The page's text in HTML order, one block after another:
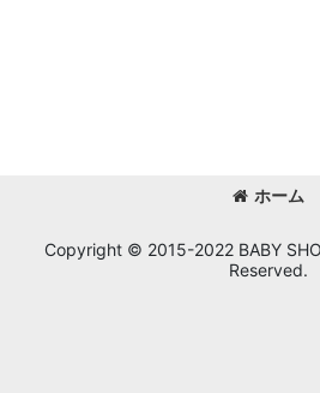
ホーム
Copyright © 2015-2022 BABY
Reserved.